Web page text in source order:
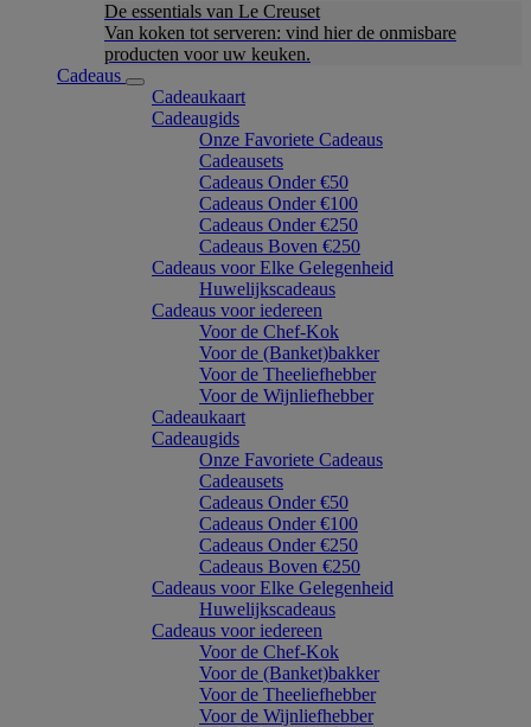
De essentials van Le Creuset
Van koken tot serveren: vind hier de onmisbare
producten voor uw keuken.
Cadeaus
Cadeaukaart
Cadeaugids
Onze Favoriete Cadeaus
Cadeausets
Cadeaus Onder €50
Cadeaus Onder €100
Cadeaus Onder €250
Cadeaus Boven €250
Cadeaus voor Elke Gelegenheid
Huwelijkscadeaus
Cadeaus voor iedereen
Voor de Chef-Kok
Voor de (Banket)bakker
Voor de Theeliefhebber
Voor de Wijnliefhebber
Cadeaukaart
Cadeaugids
Onze Favoriete Cadeaus
Cadeausets
Cadeaus Onder €50
Cadeaus Onder €100
Cadeaus Onder €250
Cadeaus Boven €250
Cadeaus voor Elke Gelegenheid
Huwelijkscadeaus
Cadeaus voor iedereen
Voor de Chef-Kok
Voor de (Banket)bakker
Voor de Theeliefhebber
Voor de Wijnliefhebber